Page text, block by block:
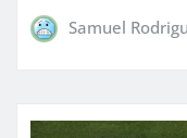
Samuel